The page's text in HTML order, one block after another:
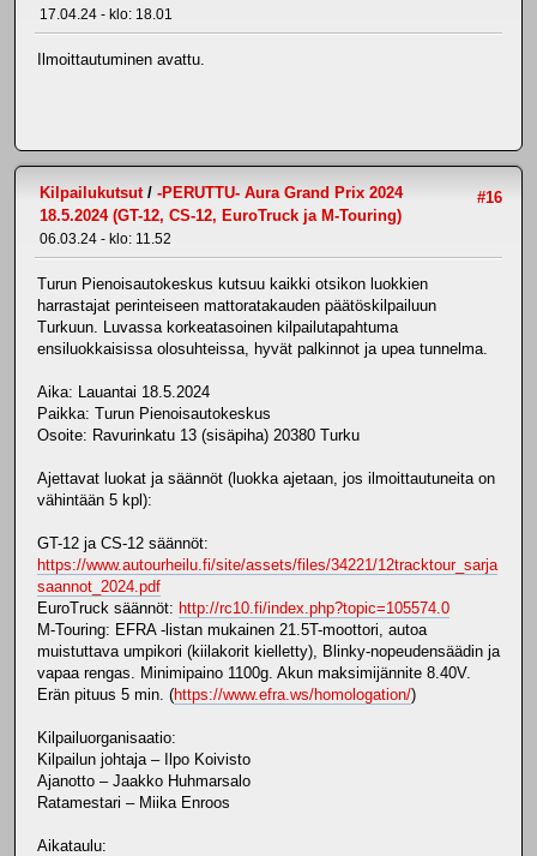
17.04.24 - klo: 18.01
Ilmoittautuminen avattu.
#16
Kilpailukutsut/ -PERUTTU- Aura Grand Prix 2024
18.5.2024 (GT-12, CS-12, EuroTruck ja M-Touring)
06.03.24 - klo: 11.52
Turun Pienoisautokeskus kutsuu kaikki otsikon luokkien
harrastajat perinteiseen mattoratakauden päätöskilpailuun
Turkuun. Luvassa korkeatasoinen kilpailutapahtuma
ensiluokkaisissa olosuhteissa, hyvät palkinnot ja upea tunnelma.
Aika: Lauantai 18.5.2024
Paikka: Turun Pienoisautokeskus
Osoite: Ravurinkatu 13 (sisäpiha) 20380 Turku
Ajettavat luokat ja säännöt (luokka ajetaan, jos ilmoittautuneita on
vähintään 5 kpl):
GT-12 ja CS-12 säännöt:
https://www.autourheilu.fi/site/assets/files/34221/12tracktour_sarja
saannot_2024.pdf
EuroTruck säännöt: http://rc10.fi/index.php?topic=105574.0
M-Touring: EFRA -listan mukainen 21.5T-moottori, autoa
muistuttava umpikori (kiilakorit kielletty), Blinky-nopeudensäädin ja
vapaa rengas. Minimipaino 1100g. Akun maksimijännite 8.40V.
Erän pituus 5 min. (https://www.efra.ws/homologation/)
Kilpailuorganisaatio:
Kilpailun johtaja – Ilpo Koivisto
Ajanotto – Jaakko Huhmarsalo
Ratamestari – Miika Enroos
Aikataulu: